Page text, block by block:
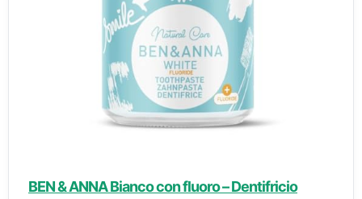
BEN & ANNA Bianco con fluoro – Dentifricio